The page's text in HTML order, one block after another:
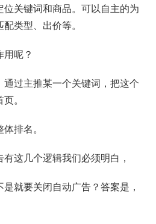
关键词和商品。可以自主的为
类型、出价等。
呢？
过主推某一个关键词，把这个
。
排名。
这几个逻辑我们必须明白，
就要关闭自动广告？答案是，